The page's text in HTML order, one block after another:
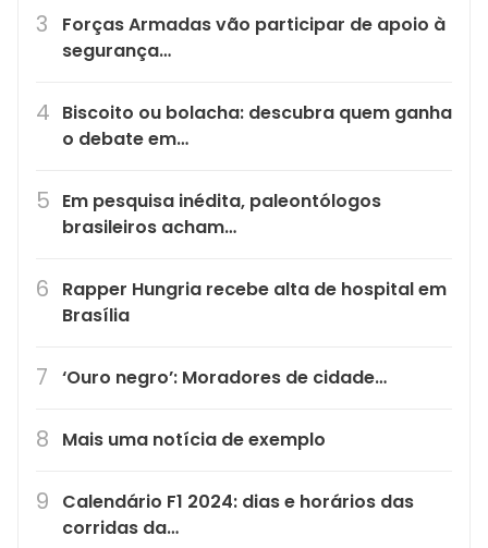
Forças Armadas vão participar de apoio à
segurança…
Biscoito ou bolacha: descubra quem ganha
o debate em…
Em pesquisa inédita, paleontólogos
brasileiros acham…
Rapper Hungria recebe alta de hospital em
Brasília
‘Ouro negro’: Moradores de cidade…
Mais uma notícia de exemplo
Calendário F1 2024: dias e horários das
corridas da…